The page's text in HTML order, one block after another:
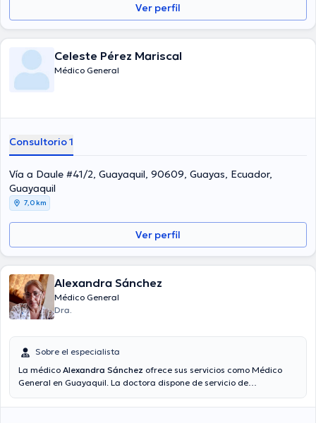
Ver perfil
Celeste Pérez Mariscal
Médico General
Consultorio 1
Vía a Daule #41/2, Guayaquil, 90609, Guayas, Ecuador,
Guayaquil
7,0 km
Ver perfil
Alexandra Sánchez
Médico General
Dra.
Sobre el especialista
La médico Alexandra Sánchez ofrece sus servicios como Médico
General en Guayaquil. La doctora dispone de servicio de
Certificado médico.